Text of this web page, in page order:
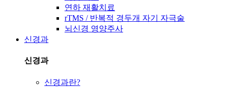
연하 재활치료
rTMS / 반복적 경두개 자기 자극술
뇌신경 영양주사
신경과
신경과
신경과란?